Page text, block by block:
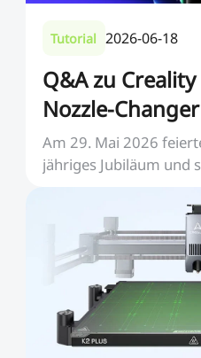
Tutorial 2026-06-18
Q&A zu
Nozzle-
Generation
Am 29. Mai 2026
jähriges Jubiläum und
bislang be...